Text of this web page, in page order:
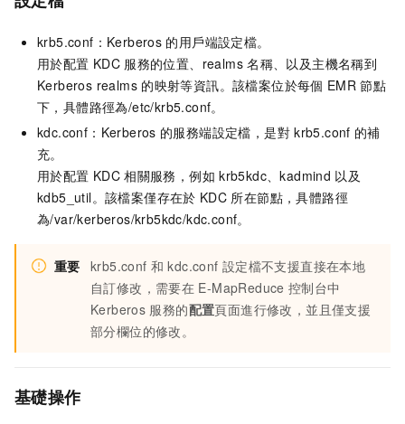
krb5.conf：Kerberos 的用戶端設定檔。
用於配置 KDC 服務的位置、realms 名稱、以及主機名稱到
Kerberos realms 的映射等資訊。該檔案位於每個 EMR 節點
下，具體路徑為/etc/krb5.conf。
kdc.conf：Kerberos 的服務端設定檔，是對 krb5.conf 的補
充。
用於配置 KDC 相關服務，例如 krb5kdc、kadmind 以及
kdb5_util。該檔案僅存在於 KDC 所在節點，具體路徑
為/var/kerberos/krb5kdc/kdc.conf。
重要 krb5.conf 和 kdc.conf 設定檔不支援直接在本地
自訂修改，需要在 E-MapReduce 控制台中
Kerberos 服務的配置頁面進行修改，並且僅支援
部分欄位的修改。
基礎操作